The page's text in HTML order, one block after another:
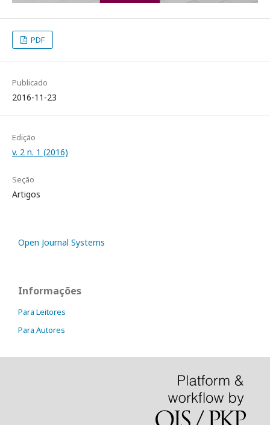
PDF
Publicado
2016-11-23
Edição
v. 2 n. 1 (2016)
Seção
Artigos
Open Journal Systems
Informações
Para Leitores
Para Autores